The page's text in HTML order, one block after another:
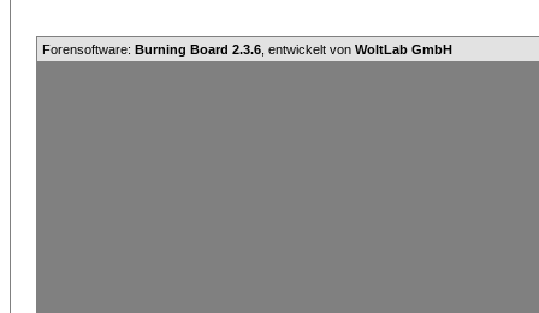
Forensoftware: Burning Board 2.3.6 , entwickelt von WoltLab GmbH